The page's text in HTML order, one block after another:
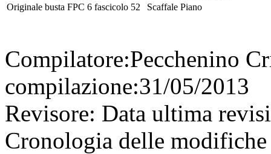
Originale busta FPC 6 fascicolo 52
Scaffale Piano
Compilatore:Pecchenino
compilazione:31/05/2013
Revisore: Data ultima
Cronologia delle